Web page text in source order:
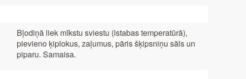
Bļodiņā liek mīkstu sviestu (istabas temperatūrā),
pievieno ķiplokus, zaļumus, pāris šķipsniņu sāls un
piparu. Samaisa.